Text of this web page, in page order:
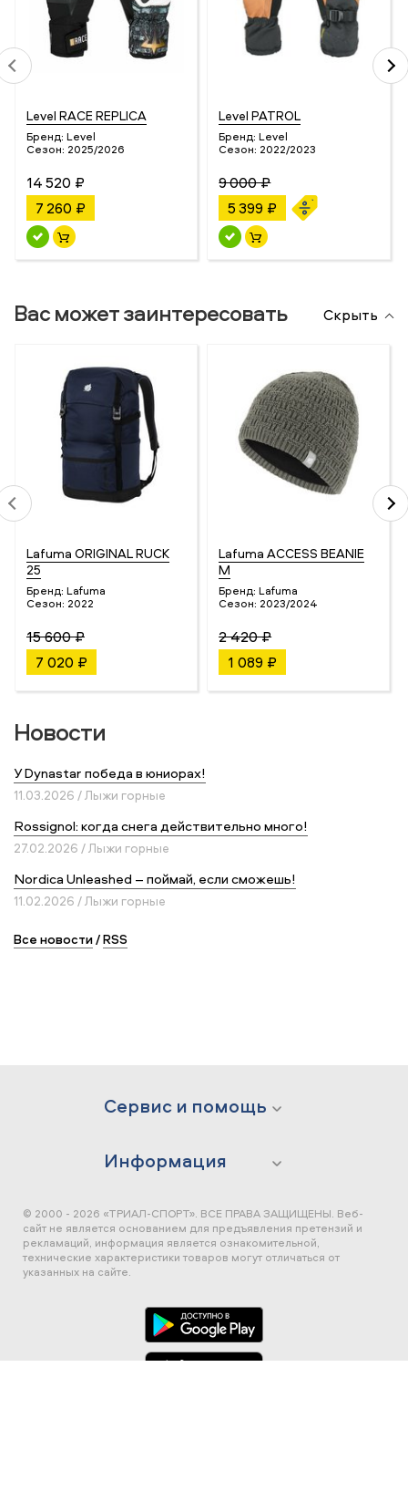
Level RACE REPLICA
Бренд: Level
Сезон: 2025/2026
14 520 ₽
7 260 ₽
Level PATROL
Бренд: Level
Сезон: 2022/2023
9 000 ₽
5 399 ₽
Вас может заинтересовать Скрыть
Lafuma ORIGINAL RUCK
25
Бренд: Lafuma
Сезон: 2022
15 600 ₽
7 020 ₽
Lafuma ACCESS BEANIE
M
Бренд: Lafuma
Сезон: 2023/2024
2 420 ₽
1 089 ₽
Новости
У Dynastar победа в юниорах!
11.03.2026 / Лыжи горные
Rossignol: когда снега действительно много!
27.02.2026 / Лыжи горные
Nordica Unleashed – поймай, если сможешь!
11.02.2026 / Лыжи горные
Все новости/RSS
Сервис и помощь
Информация
© 2000 - 2026 «ТРИАЛ-СПОРТ». ВСЕ ПРАВА ЗАЩИЩЕНЫ. Веб-
сайт не является основанием для предъявления претензий и
рекламаций, информация является ознакомительной,
технические характеристики товаров могут отличаться от
указанных на сайте.